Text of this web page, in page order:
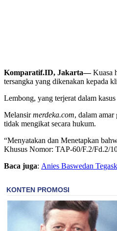
Komparatif.ID, Jakarta—Kuasa
tersangka yang dikenakan kepada
Lembong, yang terjerat dalam
Melansirmerdeka.com, dalam
tidak mengikat secara hukum.
“Menyatakan dan Menetapkan
Khusus Nomor: TAP-60/F.2/Fd.2/
Baca juga: Anies Baswedan